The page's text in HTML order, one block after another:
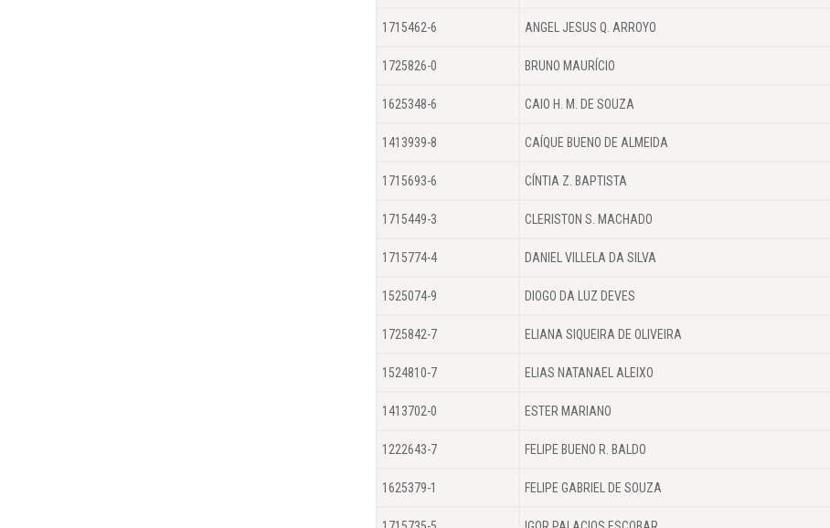
1715462-6 ANGEL JESUS Q. ARROYO
1725826-0 BRUNO MAURÍCIO
1625348-6 CAIO H. M. DE SOUZA
1413939-8 CAÍQUE BUENO DE ALMEIDA
1715693-6 CÍNTIA Z. BAPTISTA
1715449-3 CLERISTON S. MACHADO
1715774-4 DANIEL VILLELA DA SILVA
1525074-9 DIOGO DA LUZ DEVES
1725842-7 ELIANA SIQUEIRA DE OLIVEIRA
1524810-7 ELIAS NATANAEL ALEIXO
1413702-0 ESTER MARIANO
1222643-7 FELIPE BUENO R. BALDO
1625379-1 FELIPE GABRIEL DE SOUZA